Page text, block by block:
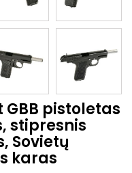
GBB pistoletas
stipresnis
Sovietų
karas